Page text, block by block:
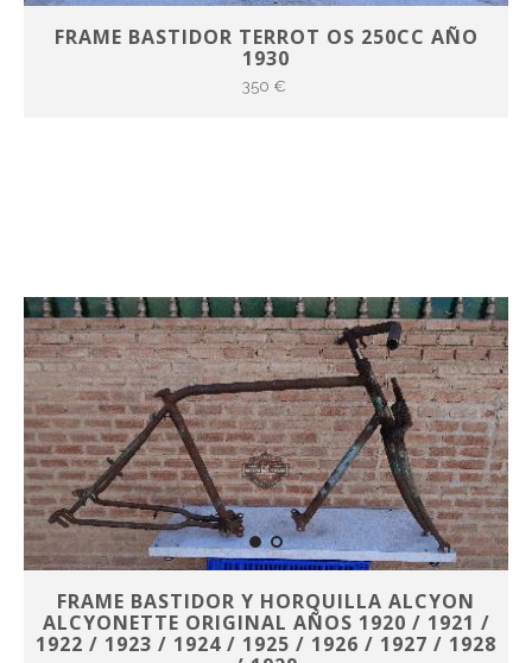
FRAME BASTIDOR TERROT OS 250CC AÑO
1930
350 €
FRAME BASTIDOR Y HORQUILLA ALCYON
ALCYONETTE ORIGINAL AÑOS 1920 / 1921 /
1922 / 1923 / 1924 / 1925 / 1926 / 1927 / 1928